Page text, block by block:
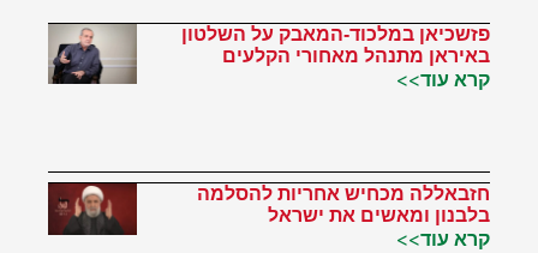
פזשכיאן במלכוד-המאבק על השלטון
באיראן מתנהל מאחורי הקלעים
קרא עוד>>
חזבאללה מכחיש אחריות להסלמה
בלבנון ומאשים את ישראל
קרא עוד>>